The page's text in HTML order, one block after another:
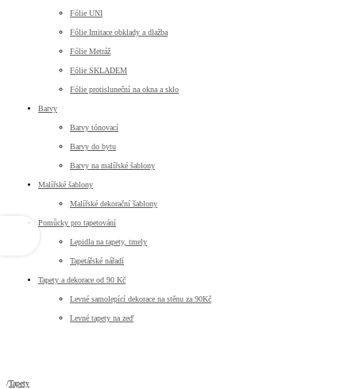
Fólie UNI
Fólie Imitace obklady a dlažba
Fólie Metráž
Fólie SKLADEM
Fólie protisluneční na okna a sklo
Barvy
Barvy tónovací
Barvy do bytu
Barvy na malířské šablony
Malířské šablony
Malířské dekorační šablony
Pomůcky pro tapetování
Lepidla na tapety, tmely
Tapetářské nářadí
Tapety a dekorace od 90 Kč
Levné samolepící dekorace na stěnu za 90Kč
Levné tapety na zeď
Tapety